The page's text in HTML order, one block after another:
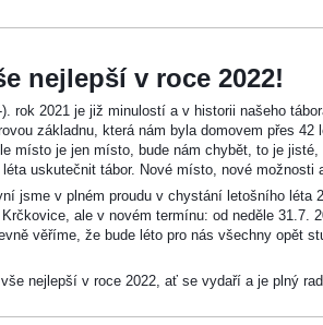
nejlepší v roce 2022!
). rok 2021 je již minulostí a v historii našeho
základnu, která nám byla domovem přes
místo je jen místo, bude nám chybět, to je
uskutečnit tábor. Nové místo, nové
jsme v plném proudu v chystání letošního léta
ale v novém termínu: od neděle 31.7.
věříme, že bude léto pro nás všechny opět
nejlepší v roce 2022, ať se vydaří a je plný